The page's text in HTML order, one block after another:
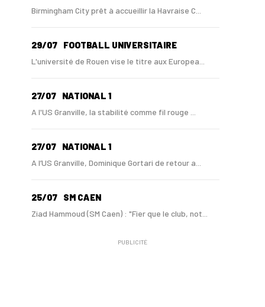
Birmingham City prêt à accueillir la Havraise C...
29/07 FOOTBALL UNIVERSITAIRE
L'université de Rouen vise le titre aux Europea...
27/07 NATIONAL 1
A l'US Granville, la stabilité comme fil rouge ...
27/07 NATIONAL 1
A l’US Granville, Dominique Gortari de retour a...
25/07 SM CAEN
Ziad Hammoud (SM Caen) : "Fier que le club, not...
SM CAEN - MERCATO
PUBLICITÉ